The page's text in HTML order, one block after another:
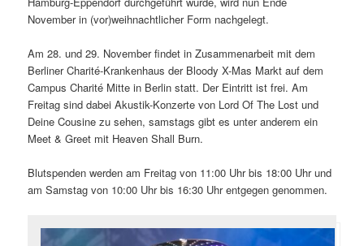
November in (vor)weihnachtlicher Form nachgelegt.
Am 28. und 29. November findet in Zusammenarbeit mit dem
Berliner Charité-Krankenhaus der Bloody X-Mas Markt auf dem
Campus Charité Mitte in Berlin statt. Der Eintritt ist frei. Am
Freitag sind dabei Akustik-Konzerte von Lord Of The Lost und
Deine Cousine zu sehen, samstags gibt es unter anderem ein
Meet & Greet mit Heaven Shall Burn.
Blutspenden werden am Freitag von 11:00 Uhr bis 18:00 Uhr und
am Samstag von 10:00 Uhr bis 16:30 Uhr entgegen genommen.